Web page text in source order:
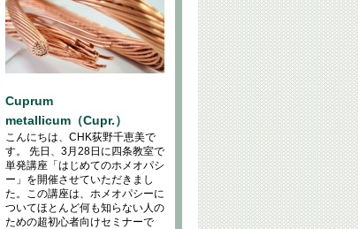
Cuprum
metallicum（Cupr.）
こんにちは、CHK荻野千恵美で
す。 先日、3月28日に四条教室で
単発講座「はじめてのホメオパシ
ー」を開催させていただきまし
た。この講座は、ホメオパシーに
ついてほとんど何も知らない人の
ための超初心者向けセミナーで